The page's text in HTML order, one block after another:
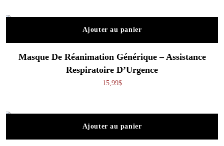
Ajouter au panier
Masque De Réanimation Générique – Assistance
Respiratoire D’Urgence
15,99$
Ajouter au panier